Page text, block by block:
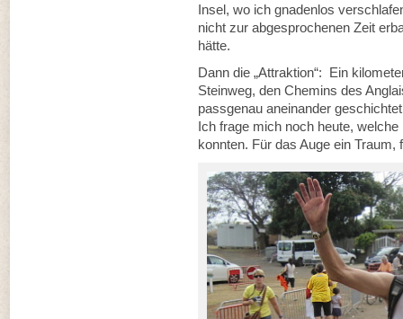
Insel, wo ich gnadenlos
nicht zur abgesprochenen Zeit
hätte.
Dann die „Attraktion“: Ein
Steinweg, den Chemins des
passgenau aneinander
Ich frage mich noch heute,
konnten. Für das Auge ein Traum,